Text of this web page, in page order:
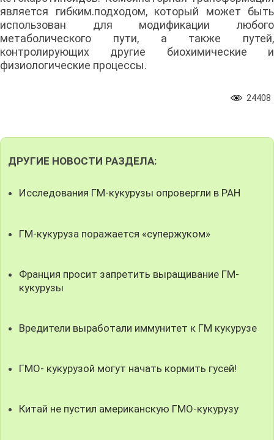
является гибким.подходом, который может быть
использован для модификации любого
метаболического пути, а также путей,
контролирующих другие биохимические и
физиологические процессы.
24408
ДРУГИЕ НОВОСТИ РАЗДЕЛА:
Исследования ГМ-кукурузы опровергли в РАН
ГМ-кукуруза поражается «супержуком»
Франция просит запретить выращивание ГМ-
кукурузы
Вредители выработали иммунитет к ГМ кукурузе
ГМО- кукурузой могут начать кормить гусей!
Китай не пустил американскую ГМО-кукурузу